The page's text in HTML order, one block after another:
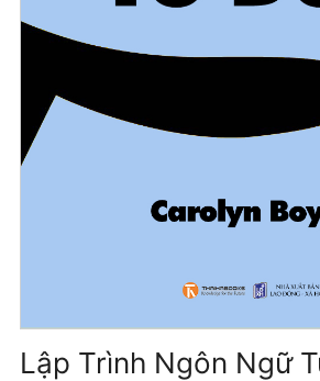
Lập Trình Ngôn Ngữ